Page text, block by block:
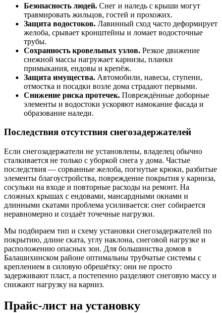
Безопасность людей. Снег и наледь с крыши могут
травмировать жильцов, гостей и прохожих.
Защита водостоков. Лавинный сход часто деформирует
желоба, срывает кронштейны и ломает водосточные
трубы.
Сохранность кровельных узлов. Резкое движение
снежной массы нагружает карнизы, планки
примыкания, ендовы и крепёж.
Защита имущества. Автомобили, навесы, ступени,
отмостка и посадки возле дома страдают первыми.
Снижение риска протечек. Повреждённые доборные
элементы и водостоки ускоряют намокание фасада и
образование наледи.
Последствия отсутствия снегозадержателей
Если снегозадержатели не установлены, владелец обычно
сталкивается не только с уборкой снега у дома. Частые
последствия — сорванные желоба, погнутые крюки, разбитые
элементы благоустройства, повреждение покрытия у карниза,
сосульки на входе и повторные расходы на ремонт. На
сложных крышах с ендовами, мансардными окнами и
длинными скатами проблема усиливается: снег собирается
неравномерно и создаёт точечные нагрузки.
Мы подбираем тип и схему установки снегозадержателей по
покрытию, длине ската, углу наклона, снеговой нагрузке и
расположению опасных зон. Для большинства домов в
Балашихинском районе оптимальны трубчатые системы с
креплением в силовую обрешётку: они не просто
задерживают пласт, а постепенно разделяют снеговую массу и
снижают нагрузку на карниз.
Прайс-лист на установку